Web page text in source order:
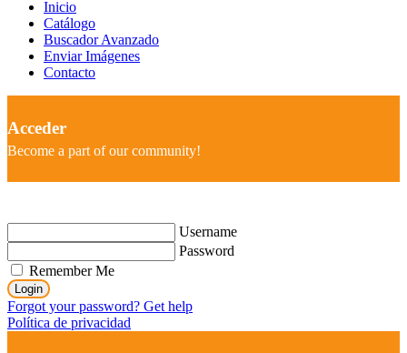
Inicio
Catálogo
Buscador Avanzado
Enviar Imágenes
Contacto
Acceder
Become a part of our community!
Username
Password
Remember Me
Login
Forgot your password? Get help
Política de privacidad